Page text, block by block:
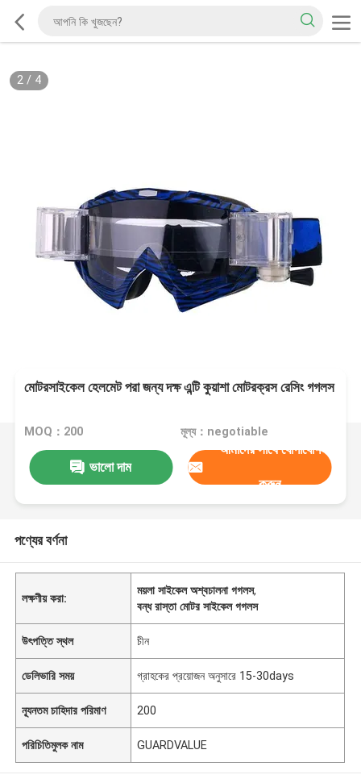
2/ 4
মোটরসাইকেল হেলমেট পরা জন্য দক্ষ এন্টি কুয়াশা মোটরক্রস রেসিং গগলস
MOQ：200 মূল্য：negotiable
ভালো দাম
আমাদের সাথে যোগাযোগ
করুন
পণ্যের বর্ণনা
লক্ষণীয় করা:
ময়লা সাইকেল অশ্বচালনা গগলস,
বন্ধ রাস্তা মোটর সাইকেল গগলস
উৎপত্তি স্থল চীন
ডেলিভারি সময় গ্রাহকের প্রয়োজন অনুসারে 15-30days
ন্যূনতম চাহিদার পরিমাণ 200
পরিচিতিমুলক নাম GUARDVALUE